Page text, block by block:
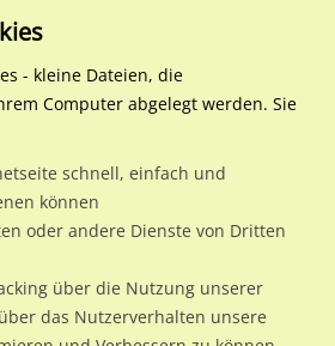
Baden-Württemberg
Ettlingen, Stadt
Pforzheimer Str 130 gg
76275 / Ettlingen, Stadt / Ettlingen
am Standort
- kleine Dateien, die
Computer abgelegt werden. Sie
schnell, einfach und
können
oder andere Dienste von Dritten
über die Nutzung unserer
das Nutzerverhalten unsere